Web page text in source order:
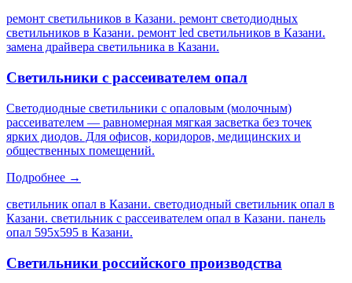
ремонт светильников в Казани. ремонт светодиодных
светильников в Казани. ремонт led светильников в Казани.
замена драйвера светильника в Казани.
Светильники с рассеивателем опал
Светодиодные светильники с опаловым (молочным)
рассеивателем — равномерная мягкая засветка без точек
ярких диодов. Для офисов, коридоров, медицинских и
общественных помещений.
Подробнее →
светильник опал в Казани. светодиодный светильник опал в
Казани. светильник с рассеивателем опал в Казани. панель
опал 595х595 в Казани.
Светильники российского производства